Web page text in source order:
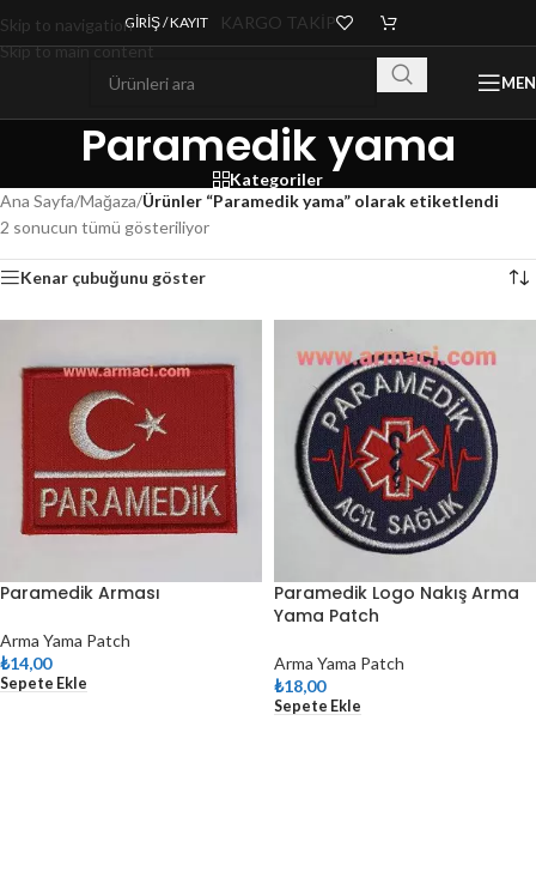
Skip to navigation
Skip to main content
GIRIŞ / KAYIT KARGO TAKİP
Paramedik yama
Kategoriler
Ana Sayfa/Mağaza/Ürünler “Paramedik yama” olarak etiketlendi
2 sonucun tümü gösteriliyor
Kenar çubuğunu göster
Paramedik Arması
Arma Yama Patch
₺14,00
Sepete Ekle
Paramedik Logo Nakış Arma
Yama Patch
Arma Yama Patch
₺18,00
Sepete Ekle